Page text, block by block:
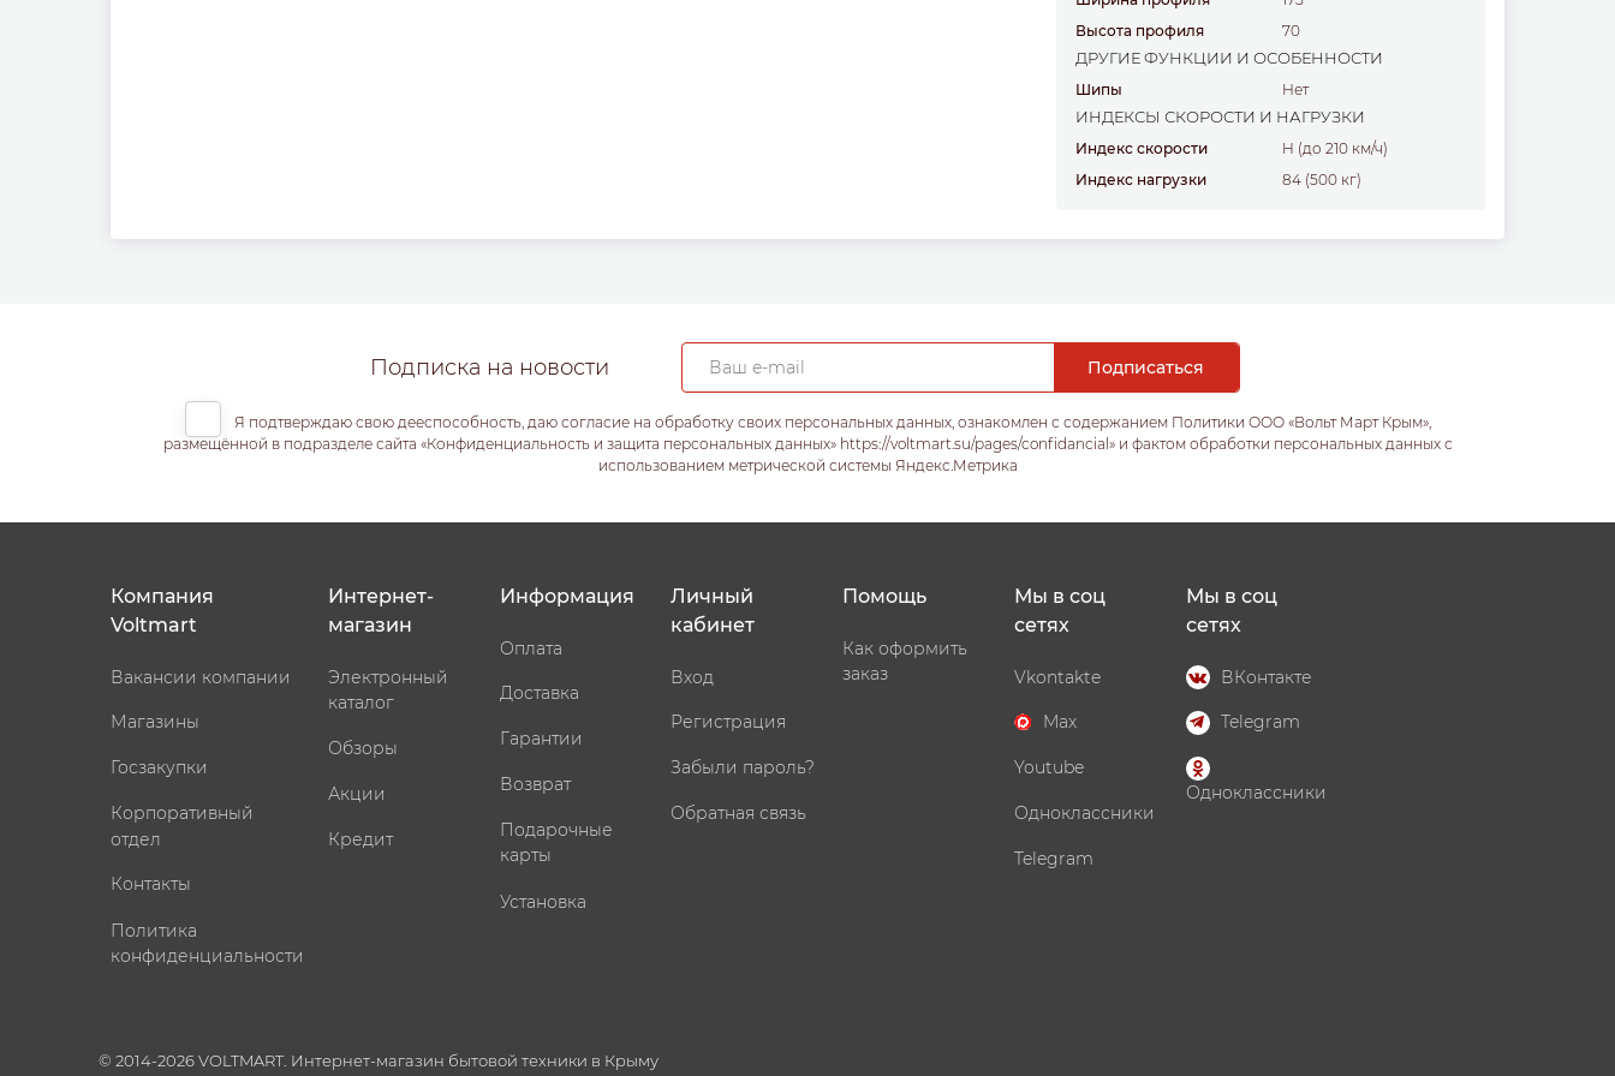
Высота профиля
70
ДРУГИЕ ФУНКЦИИ И ОСОБЕННОСТИ
Шипы Нет
ИНДЕКСЫ СКОРОСТИ И НАГРУЗКИ
Индекс скорости
H (до 210 км/ч)
Индекс нагрузки
84 (500 кг)
Подписка на новости
Я подтверждаю свою дееспособность, даю согласие на обработку своих персональных данных, ознакомлен с содержанием Политики ООО «Вольт Март Крым»,
размещённой в подразделе сайта «Конфиденциальность и защита персональных данных» https://voltmart.su/pages/confidancial» и фактом обработки персональных данных с
использованием метрической системы Яндекс.Метрика
Компания
Voltmart
Вакансии компании
Магазины
Госзакупки
Корпоративный
отдел
Контакты
Политика
конфиденциальности
Интернет-
магазин
Электронный
каталог
Обзоры
Акции
Кредит
Информация
Оплата
Доставка
Гарантии
Возврат
Подарочные
карты
Установка
Личный
кабинет
Вход
Регистрация
Забыли пароль?
Обратная связь
Помощь
Как оформить
заказ
Мы в соц
сетях
Vkontakte
Max
Youtube
Одноклассники
Telegram
Мы в соц
сетях
ВКонтакте
Telegram
Одноклассники
© 2014-2026 VOLTMART. Интернет-магазин бытовой техники в Крыму